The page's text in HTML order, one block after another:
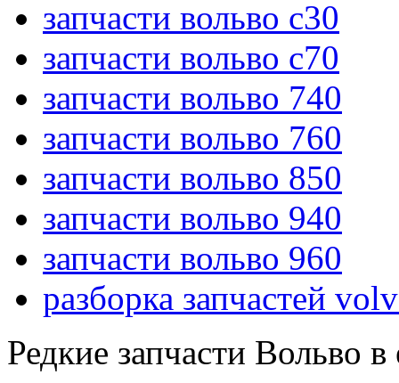
запчасти вольво c30
запчасти вольво c70
запчасти вольво 740
запчасти вольво 760
запчасти вольво 850
запчасти вольво 940
запчасти вольво 960
разборка запчастей
Редкие запчасти Вольво